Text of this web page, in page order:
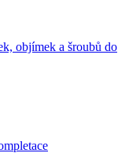
objímek a šroubů do